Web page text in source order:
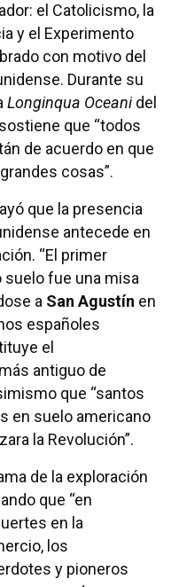
el Catolicismo, la
y el Experimento
con motivo del
Durante su
Longinqua Oceanidel
que “todos
de acuerdo en que
cosas”.
que la presencia
antecede en
“El primer
fue una misa
a San Agustín en
españoles
el
antiguo de
que “santos
en suelo americano
la Revolución”.
de la exploración
que “en
en la
los
y pioneros